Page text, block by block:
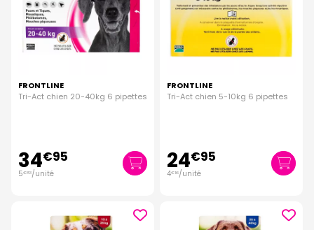
FRONTLINE
Tri-Act chien 20-40kg 6 pipettes
34€95
5€83/unité
FRONTLINE
Tri-Act chien 5-10kg 6 pipettes
24€95
4€ 16/unité